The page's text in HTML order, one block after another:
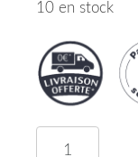
10 en stock